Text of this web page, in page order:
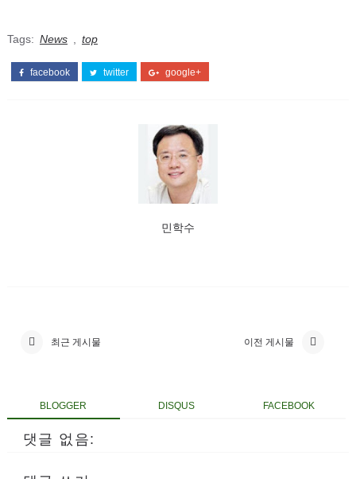
Tags: News top
facebook twitter google+
민학수
최근 게시물 이전 게시물
BLOGGER DISQUS FACEBOOK
댓글 없음: